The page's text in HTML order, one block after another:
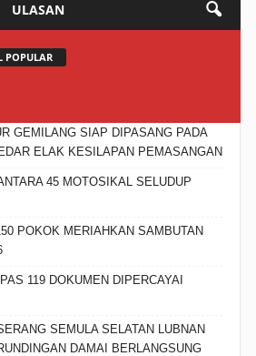
ULASAN
POPULAR
GEMILANG SIAP DIPASANG PADA
ELAK KESILAPAN PEMASANGAN
45 MOTOSIKAL SELUDUP
POKOK MERIAHKAN SAMBUTAN
119 DOKUMEN DIPERCAYAI
SEMULA SELATAN LUBNAN
DAMAI BERLANGSUNG